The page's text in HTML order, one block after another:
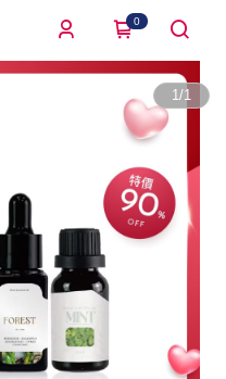
0
1/1